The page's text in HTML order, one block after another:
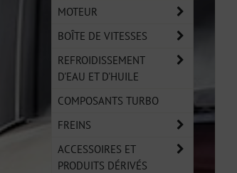
MOTEUR
BOÎTE DE VITESSES
REFROIDISSEMENT
D'EAU ET D'HUILE
COMPOSANTS TURBO
FREINS
ACCESSOIRES ET
PRODUITS DÉRIVÉS